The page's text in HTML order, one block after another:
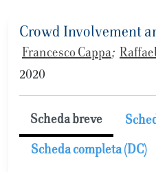
Crowd Involvement
Francesco Cappa;
2020
Scheda breve
Scheda completa (DC)